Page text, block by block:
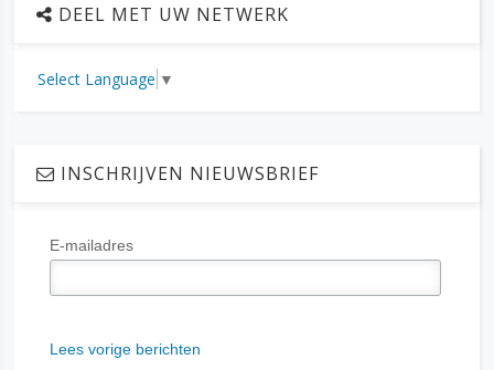
DEEL MET UW NETWERK
Select Language ▼
INSCHRIJVEN NIEUWSBRIEF
E-mailadres
Lees vorige berichten